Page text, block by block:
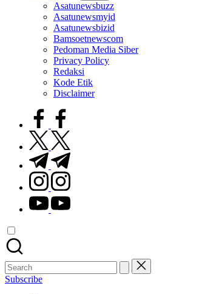
Asatunewsbuzz
Asatunewsmyid
Asatunewsbizid
Bamsoetnewscom
Pedoman Media Siber
Privacy Policy
Redaksi
Kode Etik
Disclaimer
facebook.com
twitter.com
t.me
instagram.com
youtube.com
Search
for:
Subscribe